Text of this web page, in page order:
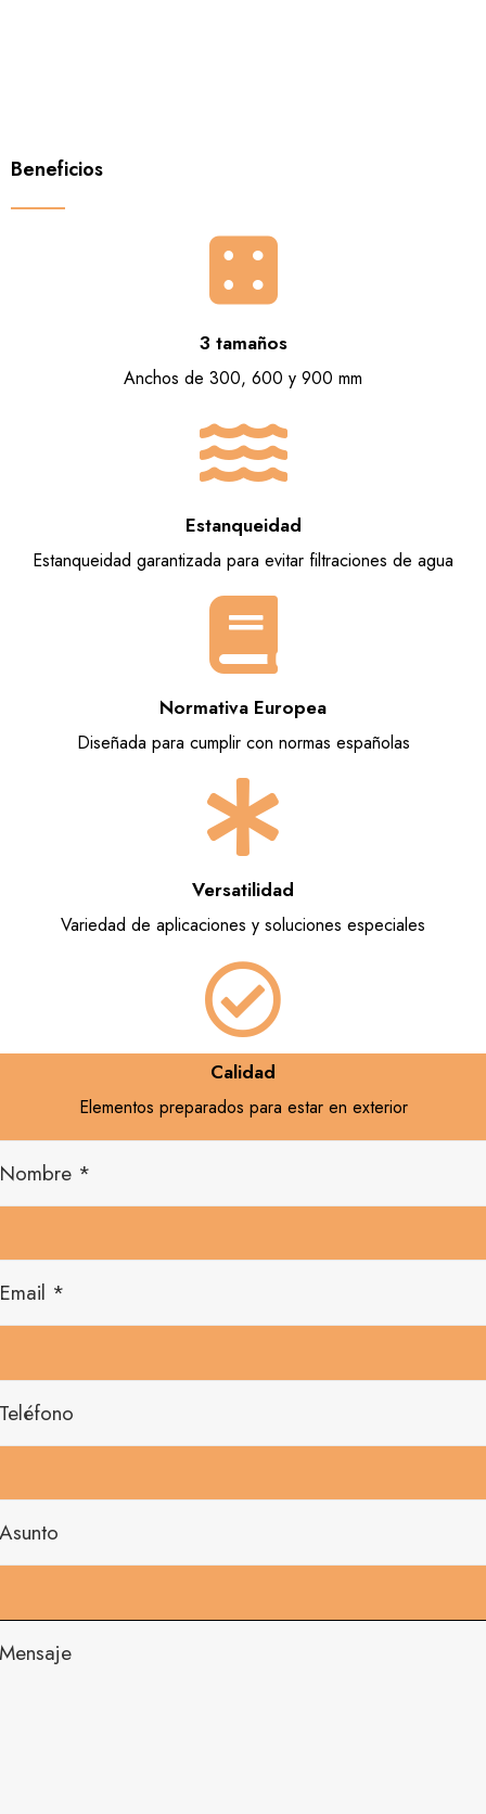
Beneficios
3 tamaños
Anchos de 300, 600 y 900 mm
Estanqueidad
Estanqueidad garantizada para evitar filtraciones de agua
Normativa Europea
Diseñada para cumplir con normas españolas
Versatilidad
Variedad de aplicaciones y soluciones especiales
Calidad
Elementos preparados para estar en exterior